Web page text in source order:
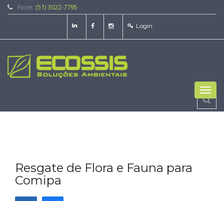
Fone: (51) 3022-7795
Login
Resgate de Flora e Fauna para
Comipa